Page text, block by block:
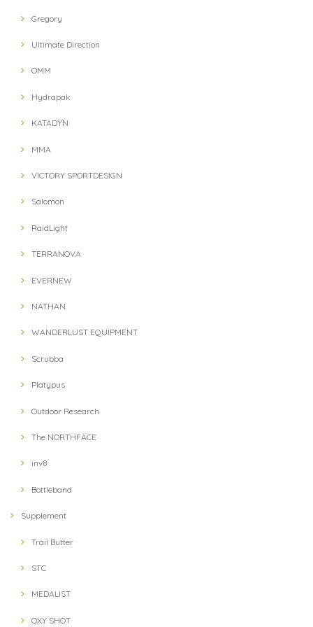
Gregory
Ultimate Direction
OMM
Hydrapak
KATADYN
MMA
VICTORY SPORTDESIGN
Salomon
RaidLight
TERRANOVA
EVERNEW
NATHAN
WANDERLUST EQUIPMENT
Scrubba
Platypus
Outdoor Research
The NORTHFACE
inv8
Bottleband
Supplement
Trail Butter
STC
MEDALIST
OXY SHOT